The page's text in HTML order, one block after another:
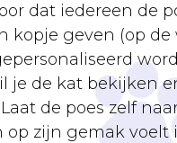
dat iedereen de
kopje geven (op
de kat bekijken
de poes zelf
zijn gemak